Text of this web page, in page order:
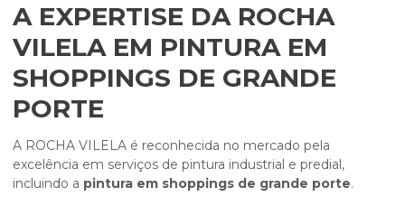
A EXPERTISE DA ROCHA
VILELA EM PINTURA EM
SHOPPINGS DE GRANDE
PORTE
A ROCHA VILELA é reconhecida no mercado pela
excelência em serviços de pintura industrial e predial,
incluindo a pintura em shoppings de grande porte.